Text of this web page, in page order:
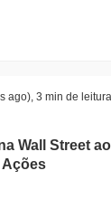
ago) 3 min de leitura
Wall Street
Ações